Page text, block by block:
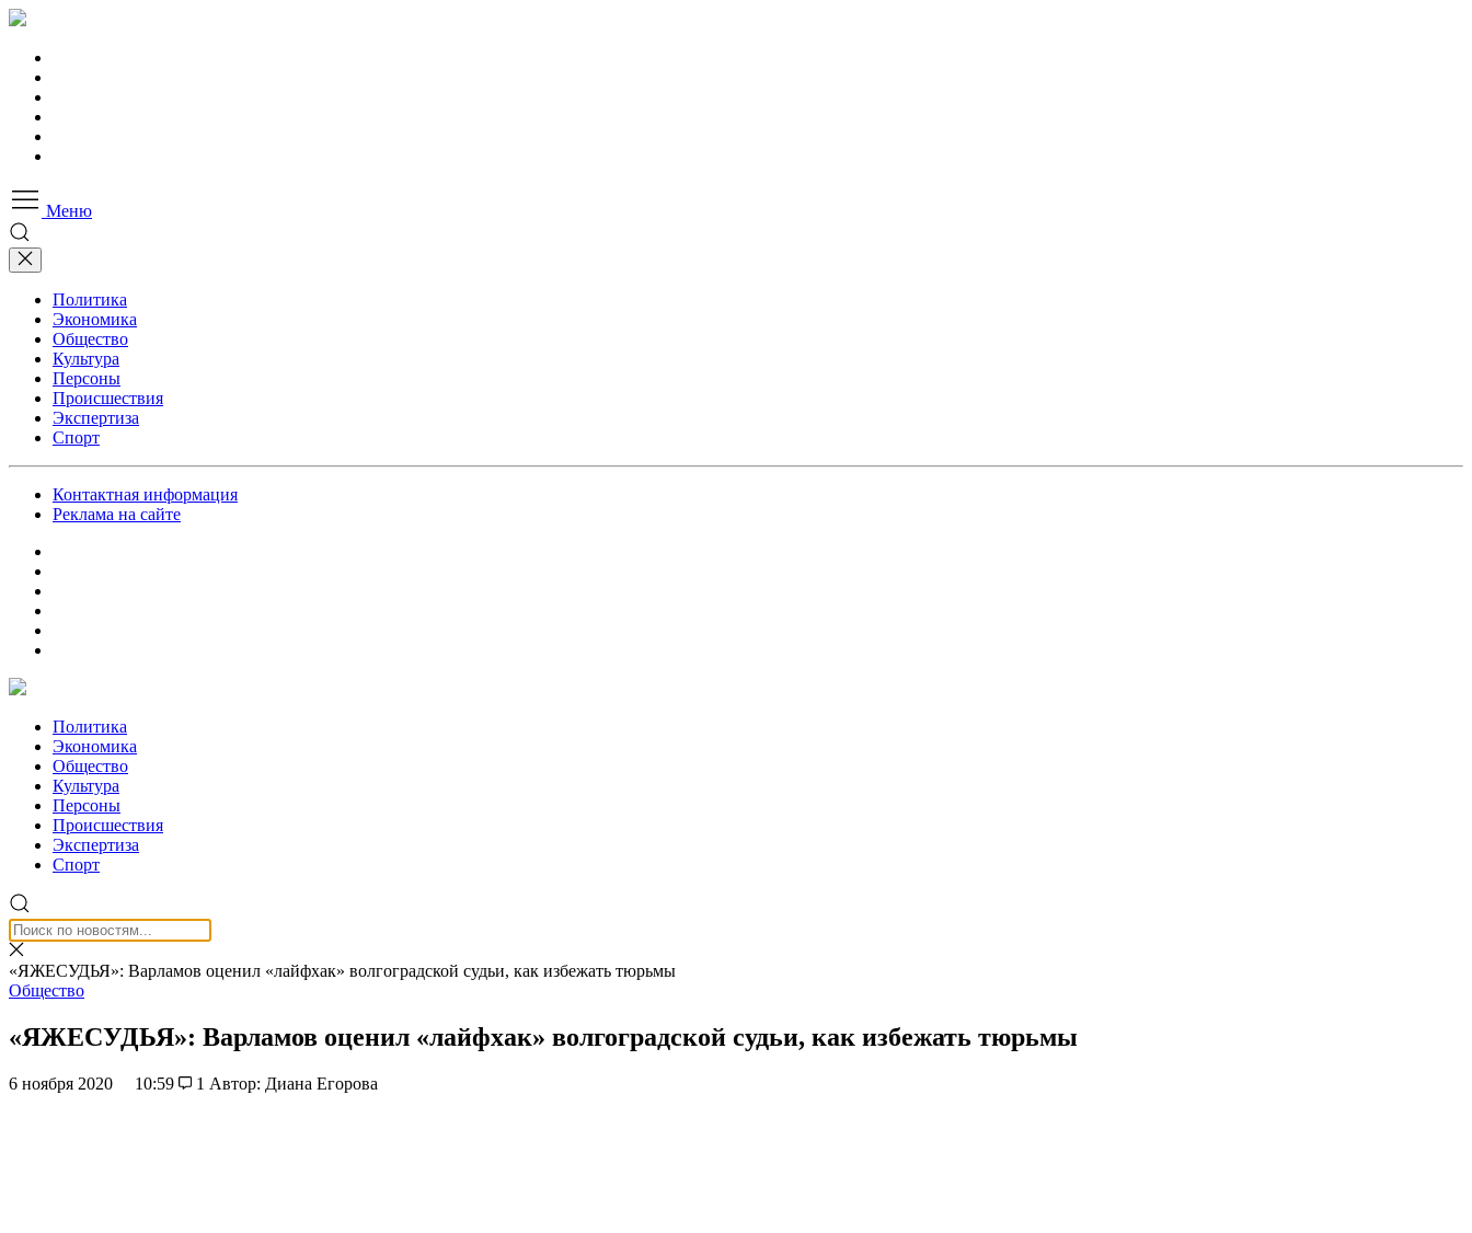
Меню
Политика
Экономика
Общество
Культура
Персоны
Происшествия
Экспертиза
Спорт
Контактная информация
Реклама на сайте
Политика
Экономика
Общество
Культура
Персоны
Происшествия
Экспертиза
Спорт
«ЯЖЕСУДЬЯ»: Варламов оценил «лайфхак» волгоградской судьи, как избежать тюрьмы
Общество
«ЯЖЕСУДЬЯ»: Варламов оценил «лайфхак» волгоградской судьи, как избежать тюрьмы
6 ноября 2020 10:59 1 Автор: Диана Егорова